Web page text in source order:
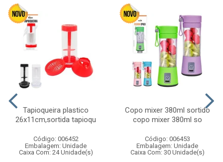
Tapioqueira plastico
26x11cm,sortida tapioqu
Código: 006452
Embalagem: Unidade
Caixa Com: 24 Unidade(s)
Copo mixer 380ml sortido
copo mixer 380ml so
Código: 006453
Embalagem: Unidade
Caixa Com: 30 Unidade(s)